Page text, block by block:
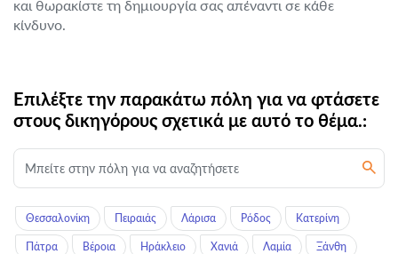
και θωρακίστε τη δημιουργία σας απέναντι σε κάθε
κίνδυνο.
Επιλέξτε την παρακάτω πόλη για να φτάσετε
στους δικηγόρους σχετικά με αυτό το θέμα.:
Θεσσαλονίκη Πειραιάς Λάρισα Ρόδος Κατερίνη
Πάτρα Βέροια Ηράκλειο Χανιά Λαμία Ξάνθη